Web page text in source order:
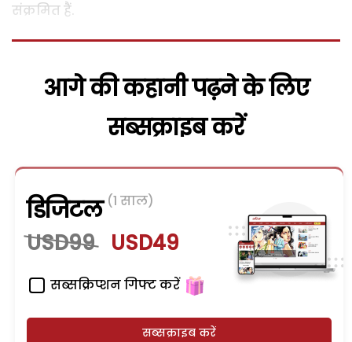
संक्रमित हैं.
आगे की कहानी पढ़ने के लिए
सब्सक्राइब करें
डिजिटल (1 साल)
USD99 USD49
सब्सक्रिप्शन गिफ्ट करें
सब्सक्राइब करें